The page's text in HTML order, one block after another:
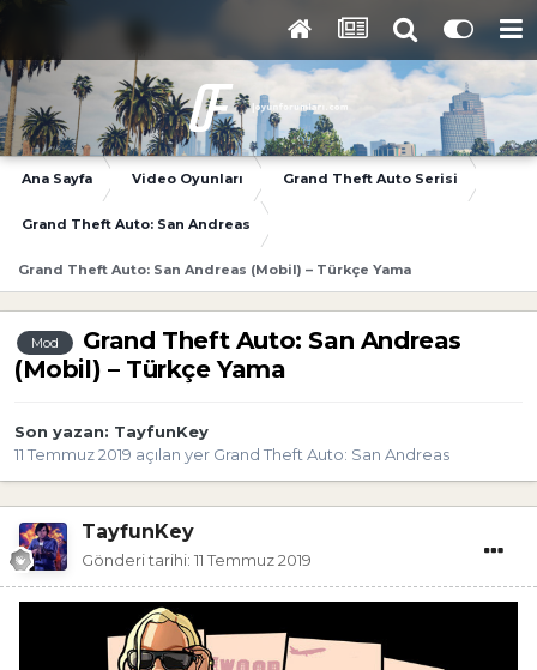
Ana Sayfa Video Oyunları Grand Theft Auto Serisi
Grand Theft Auto: San Andreas
Grand Theft Auto: San Andreas (Mobil) – Türkçe Yama
Mod
Grand Theft Auto: San Andreas
(Mobil) – Türkçe Yama
Son yazan: TayfunKey
11 Temmuz 2019 açılan yer Grand Theft Auto: San Andreas
TayfunKey
Gönderi tarihi: 11 Temmuz 2019